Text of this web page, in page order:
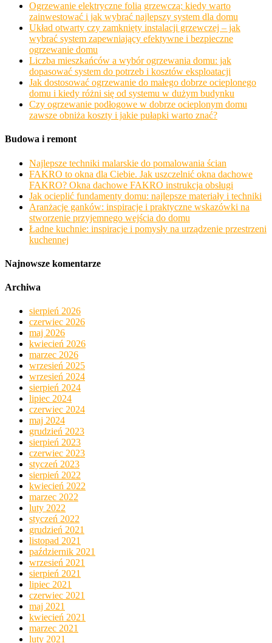
Ogrzewanie elektryczne folią grzewczą: kiedy warto
zainwestować i jak wybrać najlepszy system dla domu
Układ otwarty czy zamknięty instalacji grzewczej – jak
wybrać system zapewniający efektywne i bezpieczne
ogrzewanie domu
Liczba mieszkańców a wybór ogrzewania domu: jak
dopasować system do potrzeb i kosztów eksploatacji
Jak dostosować ogrzewanie do małego dobrze ocieplonego
domu i kiedy różni się od systemu w dużym budynku
Czy ogrzewanie podłogowe w dobrze ocieplonym domu
zawsze obniża koszty i jakie pułapki warto znać?
Budowa i remont
Najlepsze techniki malarskie do pomalowania ścian
FAKRO to okna dla Ciebie. Jak uszczelnić okna dachowe
FAKRO? Okna dachowe FAKRO instrukcja obsługi
Jak ocieplić fundamenty domu: najlepsze materiały i techniki
Aranżacje ganków: inspiracje i praktyczne wskazówki na
stworzenie przyjemnego wejścia do domu
Ładne kuchnie: inspiracje i pomysły na urządzenie przestrzeni
kuchennej
Najnowsze komentarze
Archiwa
sierpień 2026
czerwiec 2026
maj 2026
kwiecień 2026
marzec 2026
wrzesień 2025
wrzesień 2024
sierpień 2024
lipiec 2024
czerwiec 2024
maj 2024
grudzień 2023
sierpień 2023
czerwiec 2023
styczeń 2023
sierpień 2022
kwiecień 2022
marzec 2022
luty 2022
styczeń 2022
grudzień 2021
listopad 2021
październik 2021
wrzesień 2021
sierpień 2021
lipiec 2021
czerwiec 2021
maj 2021
kwiecień 2021
marzec 2021
luty 2021